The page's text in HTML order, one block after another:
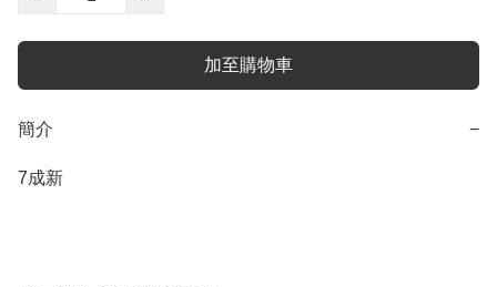
加至購物車
簡介 −
7成新